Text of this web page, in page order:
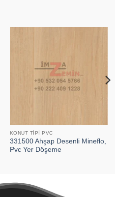
KONUT TIPI PVC
331500 Ahşap Desenli Mineflo,
Pvc Yer Döşeme